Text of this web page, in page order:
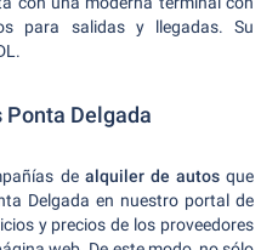
para salidas y llegadas. Su
Delgada
de alquiler de autosque
Delgada en nuestro portal de
y precios de los proveedores